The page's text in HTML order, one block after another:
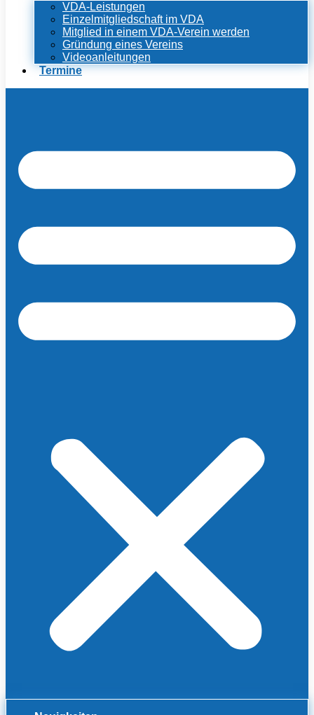
VDA-Leistungen
Einzelmitgliedschaft im VDA
Mitglied in einem VDA-Verein werden
Gründung eines Vereins
Videoanleitungen
Termine